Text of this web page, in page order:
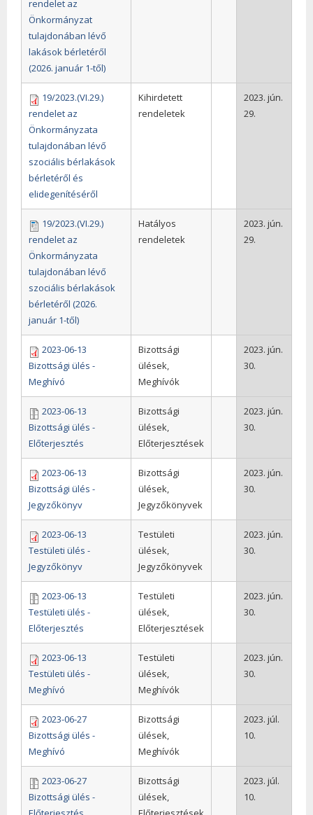
rendelet az
Önkormányzat
tulajdonában lévő
lakások bérletéről
(2026. január 1-től)
19/2023.(VI.29.)
rendelet az
Önkormányzata
tulajdonában lévő
szociális bérlakások
bérletéről és
elidegenítéséről
Kihirdetett
rendeletek
2023. jún.
29.
19/2023.(VI.29.)
rendelet az
Önkormányzata
tulajdonában lévő
szociális bérlakások
bérletéről (2026.
január 1-től)
Hatályos
rendeletek
2023. jún.
29.
2023-06-13
Bizottsági ülés -
Meghívó
Bizottsági
ülések,
Meghívók
2023. jún.
30.
2023-06-13
Bizottsági ülés -
Előterjesztés
Bizottsági
ülések,
Előterjesztések
2023. jún.
30.
2023-06-13
Bizottsági ülés -
Jegyzőkönyv
Bizottsági
ülések,
Jegyzőkönyvek
2023. jún.
30.
2023-06-13
Testületi ülés -
Jegyzőkönyv
Testületi
ülések,
Jegyzőkönyvek
2023. jún.
30.
2023-06-13
Testületi ülés -
Előterjesztés
Testületi
ülések,
Előterjesztések
2023. jún.
30.
2023-06-13
Testületi ülés -
Meghívó
Testületi
ülések,
Meghívók
2023. jún.
30.
2023-06-27
Bizottsági ülés -
Meghívó
Bizottsági
ülések,
Meghívók
2023. júl.
10.
2023-06-27
Bizottsági ülés -
Bizottsági
ülések,
2023. júl.
10.